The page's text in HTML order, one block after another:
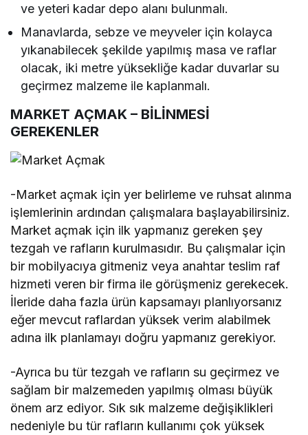
ve yeteri kadar depo alanı bulunmalı.
Manavlarda, sebze ve meyveler için kolayca
yıkanabilecek şekilde yapılmış masa ve raflar
olacak, iki metre yüksekliğe kadar duvarlar su
geçirmez malzeme ile kaplanmalı.
MARKET AÇMAK – BİLİNMESİ
GEREKENLER
-Market açmak için yer belirleme ve ruhsat alınma
işlemlerinin ardından çalışmalara başlayabilirsiniz.
Market açmak için ilk yapmanız gereken şey
tezgah ve rafların kurulmasıdır. Bu çalışmalar için
bir mobilyacıya gitmeniz veya anahtar teslim raf
hizmeti veren bir firma ile görüşmeniz gerekecek.
İleride daha fazla ürün kapsamayı planlıyorsanız
eğer mevcut raflardan yüksek verim alabilmek
adına ilk planlamayı doğru yapmanız gerekiyor.
-Ayrıca bu tür tezgah ve rafların su geçirmez ve
sağlam bir malzemeden yapılmış olması büyük
önem arz ediyor. Sık sık malzeme değişiklikleri
nedeniyle bu tür rafların kullanımı çok yüksek